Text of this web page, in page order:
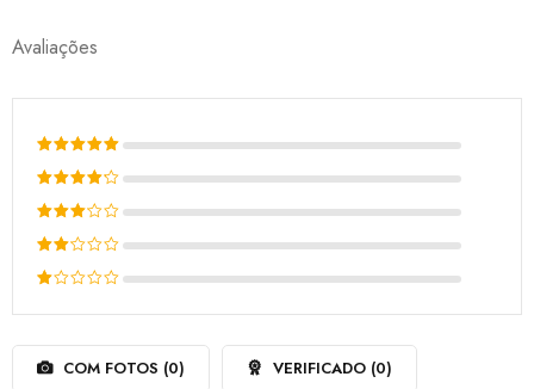
Avaliações
Avaliação
Avaliação
Avaliação
5
Avaliação
de
de
5
COM FOTOS (0) VERIFICADO (0)